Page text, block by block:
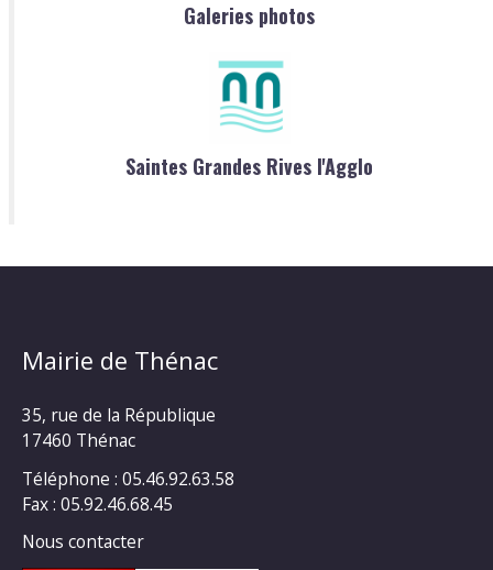
Galeries photos
Saintes Grandes Rives l'Agglo
Mairie de Thénac
35, rue de la République
17460 Thénac
Téléphone : 05.46.92.63.58
Fax : 05.92.46.68.45
Nous contacter